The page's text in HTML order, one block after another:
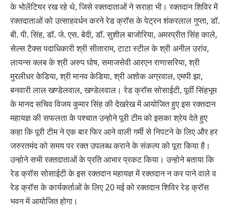
के भोलेंटियर रख रहे थे, जिसे रक्तदाताओं ने सराहा भी। रक्तदान शिविर में
रक्तदाताओं को उत्साहवर्धन करने रेड क्रॉस के पेट्रन शंकरलाल गुप्ता, डॉ.
बी. पी. सिंह, डॉ. जे. एस. बेदी, डॉ. सुशील बाजोरिया, अमरप्रीत सिंह काले,
सेल्स टैक्स पदाधिकारी श्री सीताराम, टाटा स्टील के श्री अनील उरांव,
लायन्स क्लब के श्री अरुप घोष, समाजसेवी आरएन राणासरिया, श्री
मुरलीधर केडिया, श्री मानव केडिया, श्री अशोक अग्रवाल, एमपी झा,
बनवारी लाल खण्डेलवाल, खण्डेलवाल। रेड क्रॉस सोसाईटी, पूर्वी सिंहभूम
के मानद सचिव विजय कुमार सिंह की देखरेख में आयोजित हुए इस रक्तदान
महायज्ञ की सफलता के पश्चात उन्होने पूरी टीम को इसका श्रेय देते हुए
कहा कि पूरी टीम ने एक बार फिर आने वाली गर्मी से निपटने के लिए और हर
जरुरतमंद को समय पर रक्त उपलब्ध कराने के संकल्प को पूरा किया है।
उन्होने सभी रक्तदाताओं के प्रति आभार प्रकट किया। उन्होने बताया कि
रेड क्रॉस सोसाईटी के इस रक्तदान महायज्ञ में रक्तदान न कर पाने वाले व
रेड क्रॉस के कार्यकर्ताओं के लिए 20 मई को रक्तदान शिविर रेड क्रॉस
भवन में आयोजित होगा।